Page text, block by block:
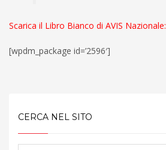
Scarica il Libro Bianco di AVIS Nazionale:
[wpdm_package id=’2596′]
CERCA NEL SITO